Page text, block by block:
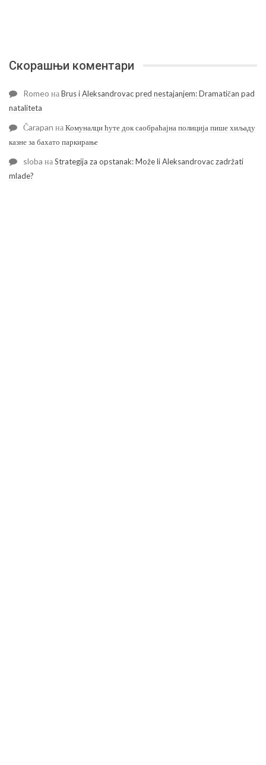
Скорашњи коментари
Romeo наBrus i Aleksandrovac pred nestajanjem: Dramatičan pad
nataliteta
Čarapan наКомуналци ћуте док саобраћајна полиција пише хиљаду
казне за бахато паркирање
sloba наStrategija za opstanak: Može li Aleksandrovac zadržati
mlade?